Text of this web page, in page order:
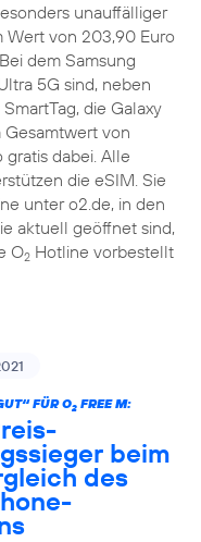
unauffälliger
Wert von 203,90 Euro
dem Samsung
5G sind, neben
die Galaxy
Gesamtwert von
gratis dabei. Alle
die eSIM. Sie
unter o2.de, in den
aktuell geöffnet sind,
O2Hotline vorbestellt
FÜR O2FREE M:
beim
des